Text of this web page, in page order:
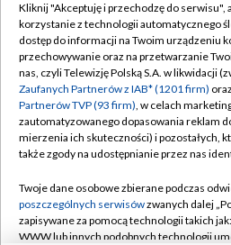
TVP
Abonament TVP
Emisja w TVP
Centrum informacji TVP
Naziemna Telewizja Cyfrowa
Rada Programowa
System NOS
Regulamin
Polityka
Moje
Pomoc
Kliknij "Akceptuję i przechodzę do serwisu",
korzystanie z technologii automatycznego
dostęp do informacji na Twoim urządzeniu
przechowywanie oraz na przetwarzanie
nas, czyli Telewizję Polską S.A. w likwidacji
Zaufanych Partnerów z IAB* (1201 firm)
Partnerów TVP (93 firm), w celach
zautomatyzowanego dopasowania reklam
mierzenia ich skuteczności) i pozostałych,
także zgody na udostępnianie przez nas
Twoje dane osobowe zbierane podczas
poszczególnych serwisówzwanych dalej
zapisywane za pomocą technologii takich
WWW lub innych podobnych technologii